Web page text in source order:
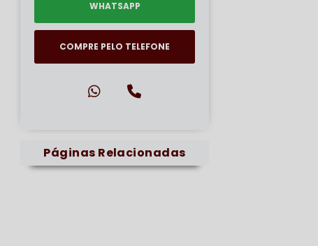
WHATSAPP
COMPRE PELO TELEFONE
Páginas Relacionadas